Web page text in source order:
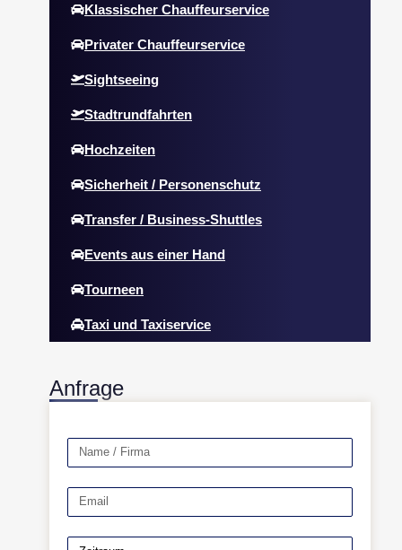
Klassischer Chauffeurservice
Privater Chauffeurservice
Sightseeing
Stadtrundfahrten
Hochzeiten
Sicherheit / Personenschutz
Transfer / Business-Shuttles
Events aus einer Hand
Tourneen
Taxi und Taxiservice
Anfrage